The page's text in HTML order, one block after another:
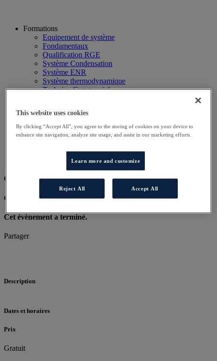
Formations
Equipement de système
Fondamentaux
Qualification RGE
Système Condensation
Système ENR
Système thermodynamique
Technico Commercial
Hôtels
Planning
Contactez-nous
Particulier
Professionnel
Cet évènement a terminé.
Cet évènement a terminé.
Cet évènement a terminé.
Partager
Description
Dates et horaires
Prix
Gratuit
This website uses cookies
By clicking “Accept All”, you agree to the storing of cookies on your device to
enhance site navigation, analyze site usage, and assist in our marketing efforts.
Learn more and customize
Reject All Accept All